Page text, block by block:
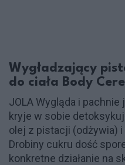
Wygładzający
do ciała Body
JOLA Wygląda i
kryje w sobie
olej z pistacji (odżywia)
Drobiny cukru dość
konkretne działanie na